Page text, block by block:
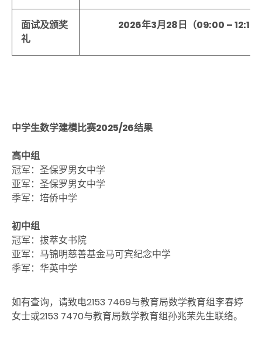
面试及颁奖
礼
2026年3月28日（09:00 – 12:15
中学生数学建模比赛2025/26结果
高中组
冠军： 圣保罗男女中学
亚军：圣保罗男女中学
季军：培侨中学
初中组
冠军：拔萃女书院
亚军：马锦明慈善基金马可宾纪念中学
季军：华英中学
如有查询，请致电2153 7469与教育局数学教育组李春婷
女士或2153 7470与教育局数学教育组孙兆荣先生联络。